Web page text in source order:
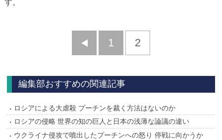
す。
前
1 2
編集部おすすめの関連記事
ロシアによる大虐殺 プーチンを裁く方法はないのか
ロシアの侵略 世界の知の巨人と日本の浅薄な論議の違い
ウクライナ侵攻で噴出したプーチンへの怒り 停戦に向かうか